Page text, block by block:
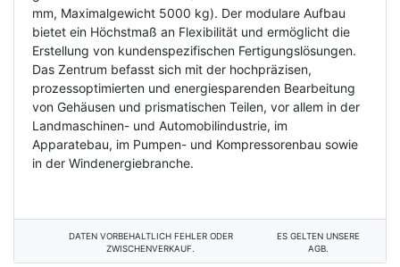
mm, Maximalgewicht 5000 kg). Der modulare Aufbau
bietet ein Höchstmaß an Flexibilität und ermöglicht die
Erstellung von kundenspezifischen Fertigungslösungen.
Das Zentrum befasst sich mit der hochpräzisen,
prozessoptimierten und energiesparenden Bearbeitung
von Gehäusen und prismatischen Teilen, vor allem in der
Landmaschinen- und Automobilindustrie, im
Apparatebau, im Pumpen- und Kompressorenbau sowie
in der Windenergiebranche.
DATEN VORBEHALTLICH FEHLER ODER
ZWISCHENVERKAUF.
ES GELTEN UNSERE
AGB.